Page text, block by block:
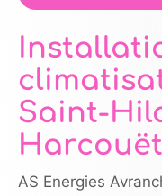
Saint-
Harcouët
AS Energies